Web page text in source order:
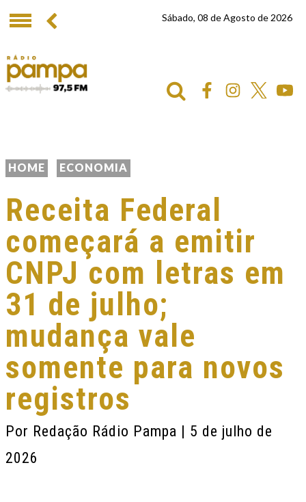
Sábado, 08 de Agosto de 2026
HOME ECONOMIA
Receita Federal
começará a emitir
CNPJ com letras em
31 de julho;
mudança vale
somente para novos
registros
Por Redação Rádio Pampa | 5 de julho de
2026